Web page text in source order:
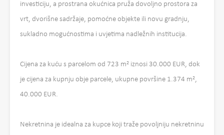
investiciju, a prostrana okućnica pruža dovoljno prostora za
vrt, dvorišne sadržaje, pomoćne objekte ili novu gradnju,
sukladno mogućnostima i uvjetima nadležnih institucija.
Cijena za kuću s parcelom od 723 m² iznosi 30.000 EUR, dok
je cijena za kupnju obje parcele, ukupne površine 1.374 m²,
40.000 EUR.
Nekretnina je idealna za kupce koji traže povoljniju nekretninu